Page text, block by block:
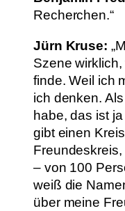
Recherchen.“
Jürn Kruse:
Szene
finde. Weil ich
ich denken.
habe, das ist
gibt einen
– von 100
weiß die
über meine